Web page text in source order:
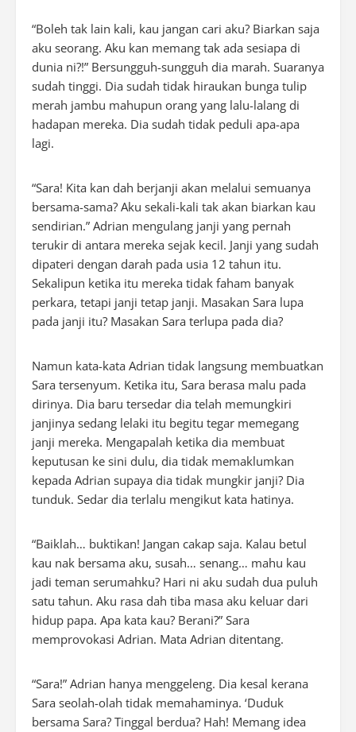
“Boleh tak lain kali, kau jangan cari aku? Biarkan saja
aku seorang. Aku kan memang tak ada sesiapa di
dunia ni?!” Bersungguh-sungguh dia marah. Suaranya
sudah tinggi. Dia sudah tidak hiraukan bunga tulip
merah jambu mahupun orang yang lalu-lalang di
hadapan mereka. Dia sudah tidak peduli apa-apa
lagi.
“Sara! Kita kan dah berjanji akan melalui semuanya
bersama-sama? Aku sekali-kali tak akan biarkan kau
sendirian.” Adrian mengulang janji yang pernah
terukir di antara mereka sejak kecil. Janji yang sudah
dipateri dengan darah pada usia 12 tahun itu.
Sekalipun ketika itu mereka tidak faham banyak
perkara, tetapi janji tetap janji. Masakan Sara lupa
pada janji itu? Masakan Sara terlupa pada dia?
Namun kata-kata Adrian tidak langsung membuatkan
Sara tersenyum. Ketika itu, Sara berasa malu pada
dirinya. Dia baru tersedar dia telah memungkiri
janjinya sedang lelaki itu begitu tegar memegang
janji mereka. Mengapalah ketika dia membuat
keputusan ke sini dulu, dia tidak memaklumkan
kepada Adrian supaya dia tidak mungkir janji? Dia
tunduk. Sedar dia terlalu mengikut kata hatinya.
“Baiklah… buktikan! Jangan cakap saja. Kalau betul
kau nak bersama aku, susah… senang… mahu kau
jadi teman serumahku? Hari ni aku sudah dua puluh
satu tahun. Aku rasa dah tiba masa aku keluar dari
hidup papa. Apa kata kau? Berani?” Sara
memprovokasi Adrian. Mata Adrian ditentang.
“Sara!” Adrian hanya menggeleng. Dia kesal kerana
Sara seolah-olah tidak memahaminya. ‘Duduk
bersama Sara? Tinggal berdua? Hah! Memang idea